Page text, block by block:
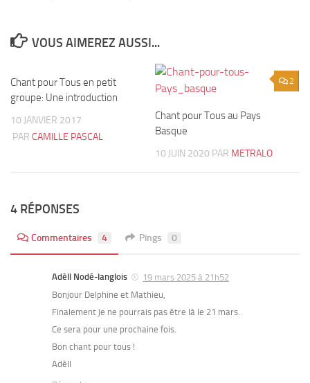
VOUS AIMEREZ AUSSI...
Chant pour Tous en petit
groupe: Une introduction
10 JANVIER 2017
PAR CAMILLE PASCAL
2
Chant pour Tous au Pays
Basque
10 JUIN 2020 PAR METRALO
4 RÉPONSES
Commentaires 4 Pings 0
Adèll Nodé-langlois
19 mars 2025 à 21h52
Bonjour Delphine et Mathieu,
Finalement je ne pourrais pas être là le 21 mars.
Ce sera pour une prochaine fois.
Bon chant pour tous !
Adèll